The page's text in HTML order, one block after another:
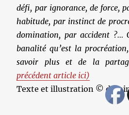
défi, par ignorance, de force,
habitude, par instinct de
domination, par accident ?…
banalité qu’est la
savoir plus et de la
précédent article ici)
Texte et illustration ©